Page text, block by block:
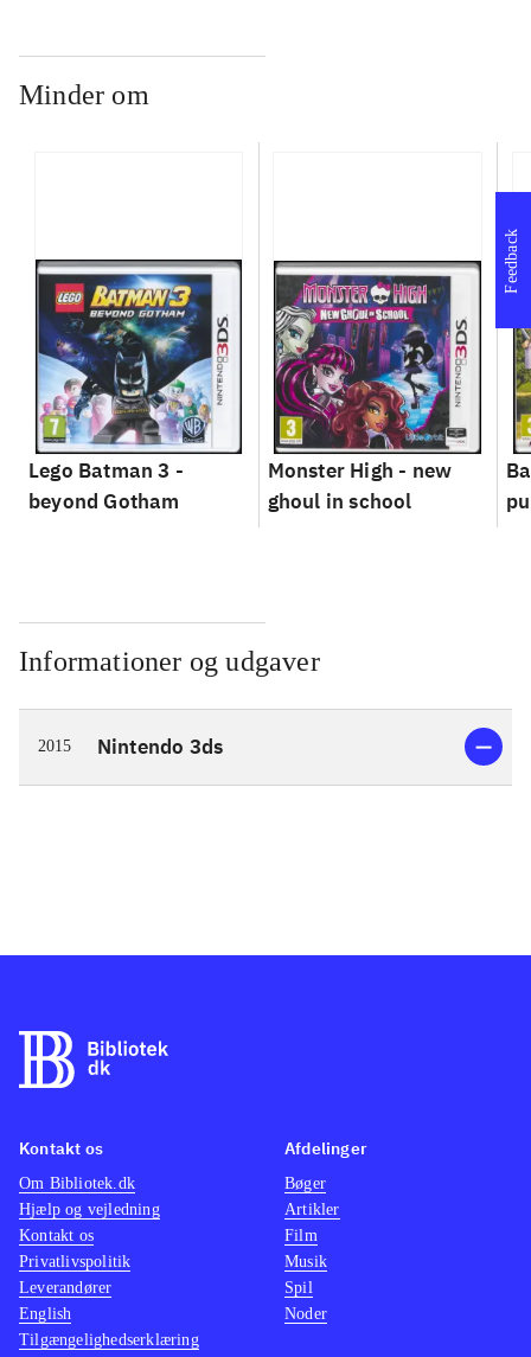
Minder om
Lego Batman 3 -
beyond Gotham
Monster High - new
ghoul in school
Informationer og udgaver
2015 Nintendo 3ds
Feedback
Kontakt os
Om Bibliotek.dk
Hjælp og vejledning
Kontakt os
Privatlivspolitik
Leverandører
English
Tilgængelighedserklæring
Afdelinger
Bøger
Artikler
Film
Musik
Spil
Noder